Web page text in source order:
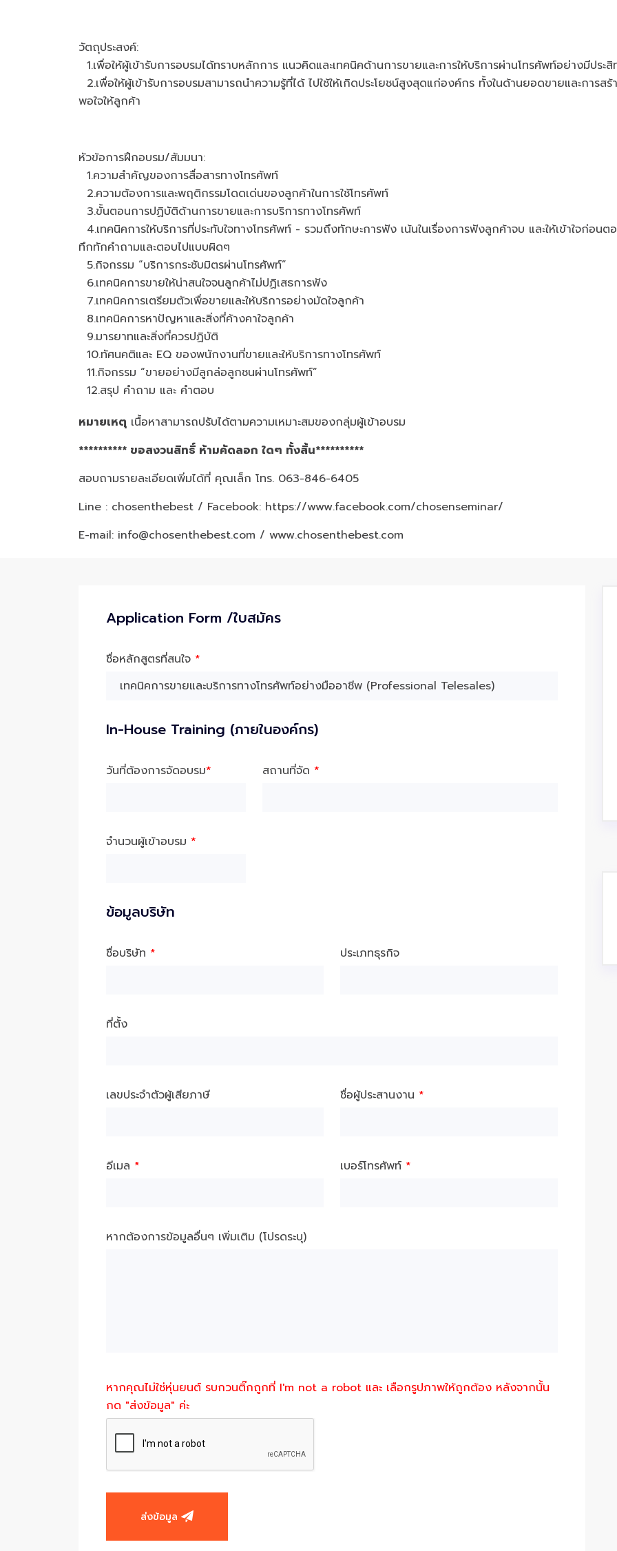
วัตถุประสงค์:
1.เพื่อให้ผู้เข้ารับการอบรมได้ทราบหลักการ แนวคิดและเทคนิคด้านการขายและการให้บริการผ่านโทรศัพท์อย่างมีประ
2.เพื่อให้ผู้เข้ารับการอบรมสามารถนำความรู้ที่ได้ ไปใช้ให้เกิดประโยชน์สูงสุดแก่องค์กร ทั้งในด้านยอดขายและการสร้
พอใจให้ลูกค้า
หัวข้อการฝึกอบรม/สัมมนา:
1.ความสำคัญของการสื่อสารทางโทรศัพท์
2.ความต้องการและพฤติกรรมโดดเด่นของลูกค้าในการใช้โทรศัพท์
3.ขั้นตอนการปฏิบัติด้านการขายและการบริการทางโทรศัพท์
4.เทคนิคการให้บริการที่ประทับใจทางโทรศัพท์ - รวมถึงทักษะการฟัง เน้นในเรื่องการฟังลูกค้าจบ และให้เข้าใจก่อนต
ทึกทักคำถามและตอบไปแบบผิดๆ
5.กิจกรรม “บริการกระชับมิตรผ่านโทรศัพท์”
6.เทคนิคการขายให้น่าสนใจจนลูกค้าไม่ปฏิเสธการฟัง
7.เทคนิคการเตรียมตัวเพื่อขายและให้บริการอย่างมัดใจลูกค้า
8.เทคนิคการหาปัญหาและสิ่งที่ค้างคาใจลูกค้า
9.มารยาทและสิ่งที่ควรปฏิบัติ
10.ทัศนคติและ EQ ของพนักงานที่ขายและให้บริการทางโทรศัพท์
11.กิจกรรม “ขายอย่างมีลูกล่อลูกชนผ่านโทรศัพท์”
12.สรุป คำถาม และ คำตอบ
หมายเหตุ เนื้อหาสามารถปรับได้ตามความเหมาะสมของกลุ่มผู้เข้าอบรม
********** ขอสงวนสิทธิ์ ห้ามคัดลอก ใดๆ ทั้งสิ้น**********
สอบถามรายละเอียดเพิ่มได้ที่ คุณเล็ก โทร. 063-846-6405
Line : chosenthebest / Facebook: https://www.facebook.com/chosenseminar/
E-mail: info@chosenthebest.com / www.chosenthebest.com
Application Form /ใบสมัคร
ชื่อหลักสูตรที่สนใจ *
In-House Training (ภายในองค์กร)
วันที่ต้องการจัดอบรม* สถานที่จัด *
จำนวนผู้เข้าอบรม *
ข้อมูลบริษัท
ชื่อบริษัท * ประเภทธุรกิจ
ที่ตั้ง
เลขประจำตัวผู้เสียภาษี ชื่อผู้ประสานงาน *
อีเมล * เบอร์โทรศัพท์ *
หากต้องการข้อมูลอื่นๆ เพิ่มเติม (โปรดระบุ)
หากคุณไม่ใช่หุ่นยนต์ รบกวนติ๊กถูกที่ I'm not a robot และ เลือกรูปภาพให้ถูกต้อง หลังจากนั้น
กด "ส่งข้อมูล" ค่ะ
ส่งข้อมูล